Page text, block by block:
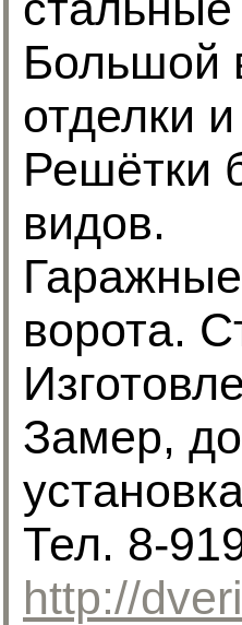
Большой
отделки
Решётки
видов.
ворота.
Замер,
Тел. 8-
http://